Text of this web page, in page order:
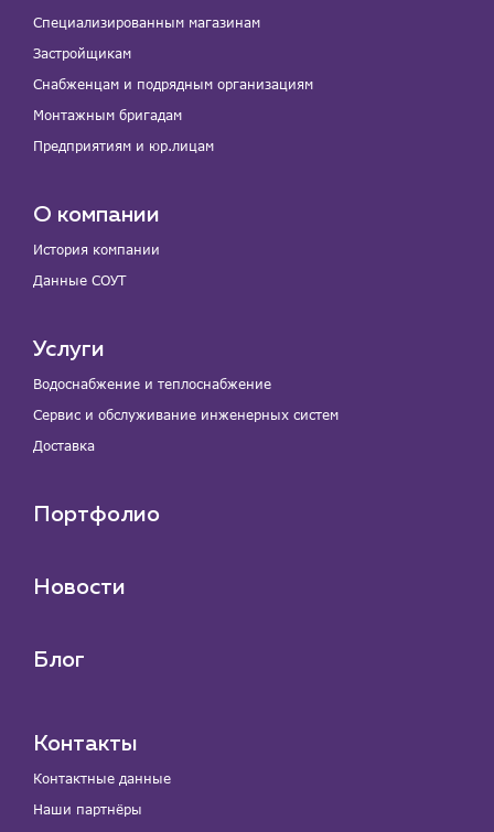
Специализированным магазинам
Застройщикам
Снабженцам и подрядным организациям
Монтажным бригадам
Предприятиям и юр.лицам
О компании
История компании
Данные СОУТ
Услуги
Водоснабжение и теплоснабжение
Сервис и обслуживание инженерных систем
Доставка
Портфолио
Новости
Блог
Контакты
Контактные данные
Наши партнёры